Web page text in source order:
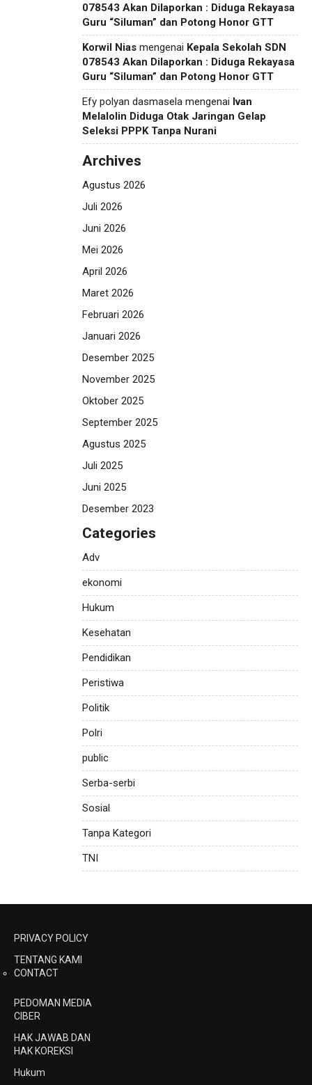
078543 Akan Dilaporkan : Diduga Rekayasa
Guru “Siluman” dan Potong Honor GTT
Korwil Nias mengenai Kepala Sekolah SDN
078543 Akan Dilaporkan : Diduga Rekayasa
Guru “Siluman” dan Potong Honor GTT
Efy polyan dasmasela mengenai Ivan
Melalolin Diduga Otak Jaringan Gelap
Seleksi PPPK Tanpa Nurani
Archives
Agustus 2026
Juli 2026
Juni 2026
Mei 2026
April 2026
Maret 2026
Februari 2026
Januari 2026
Desember 2025
November 2025
Oktober 2025
September 2025
Agustus 2025
Juli 2025
Juni 2025
Desember 2023
Categories
Adv
ekonomi
Hukum
Kesehatan
Pendidikan
Peristiwa
Politik
Polri
public
Serba-serbi
Sosial
Tanpa Kategori
TNI
PRIVACY POLICY
TENTANG KAMI
CONTACT
PEDOMAN MEDIA
CIBER
HAK JAWAB DAN
HAK KOREKSI
Hukum